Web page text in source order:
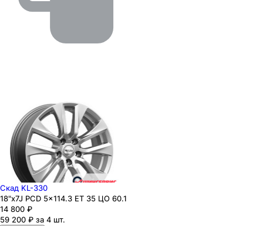
Скад KL-330
18"x7J PCD 5x114.3 ЕТ 35 ЦО 60.1
14 800 ₽
59 200 ₽ за 4 шт.